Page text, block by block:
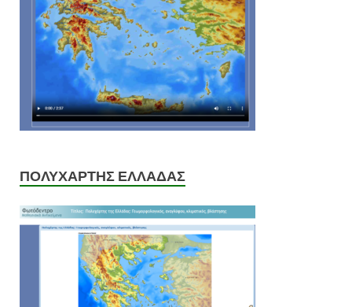
ΠΟΛΥΧΑΡΤΗΣ ΕΛΛΑΔΑΣ